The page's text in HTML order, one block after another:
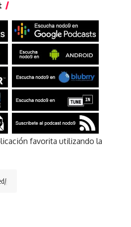
favorita utilizando la